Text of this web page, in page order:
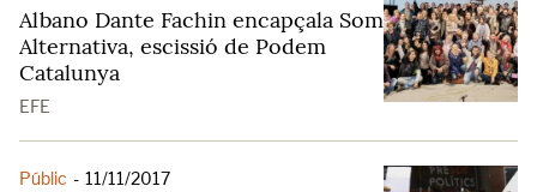
Albano Dante Fachin encapçala Som
Alternativa, escissió de Podem
Catalunya
EFE
Públic - 11/11/2017